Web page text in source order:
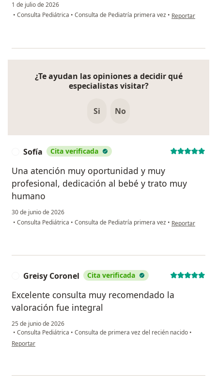
1 de julio de 2026
• Consulta Pediátrica • Consulta de Pediatría primera vez • en opinión del
Reportar
¿Te ayudan las opiniones a decidir qué
especialistas visitar?
Si No
Sofía Cita verificada
Una atención muy oportunidad y muy
profesional, dedicación al bebé y trato muy
humano
30 de junio de 2026
• Consulta Pediátrica • Consulta de Pediatría primera vez • en opinión del
Reportar
Greisy Coronel Cita verificada
Excelente consulta muy recomendado la
valoración fue integral
25 de junio de 2026
• Consulta Pediátrica • Consulta de primera vez del recién nacido •
en opinión del usuario Greisy Coronel
Reportar